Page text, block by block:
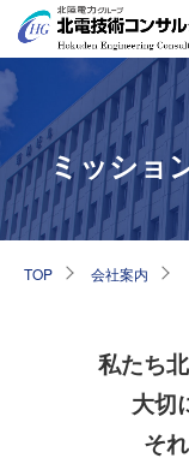
ミッショ
TOP 会社案内
私たち
大切
そ